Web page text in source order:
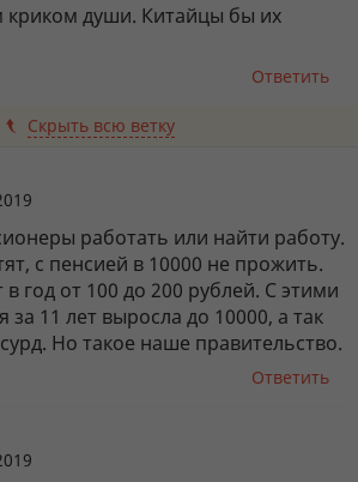
криком души. Китайцы бы их
Ответить
Скрыть всю ветку
работать или найти работу.
с пенсией в 10000 не прожить.
год от 100 до 200 рублей. С этими
за 11 лет выросла до 10000, а так
Но такое наше правительство.
Ответить